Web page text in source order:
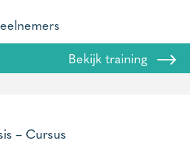
Bekijk training
– Cursus